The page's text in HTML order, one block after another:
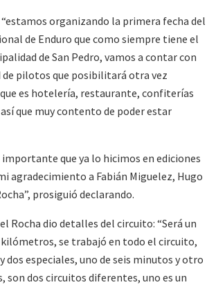
organizando la primera fecha del
de Enduro que como siempre tiene el
de San Pedro, vamos a contar con
de pilotos que posibilitará otra vez
es hotelería, restaurante, confiterías
que muy contento de poder estar
importante que ya lo hicimos en ediciones
agradecimiento a Fabián Miguelez, Hugo
prosiguió declarando.
Rocha dio detalles del circuito: “Será un
kilómetros, se trabajó en todo el circuito,
dos especiales, uno de seis minutos y otro
son dos circuitos diferentes, uno es un